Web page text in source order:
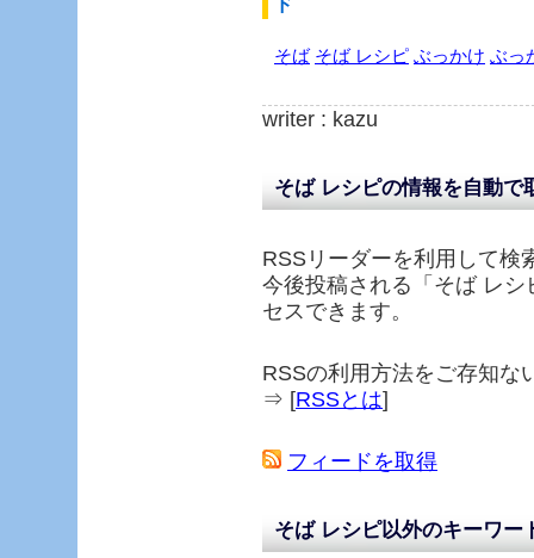
そば そば レシピ ぶっかけ ぶっ
writer : kazu
そば レシピの情報を自動で
RSSリーダーを利用して検
今後投稿される「 そば レシ
セスできます。
RSSの利用方法をご存知な
⇒ [RSSとは]
フィードを取得
そば レシピ以外のキーワー